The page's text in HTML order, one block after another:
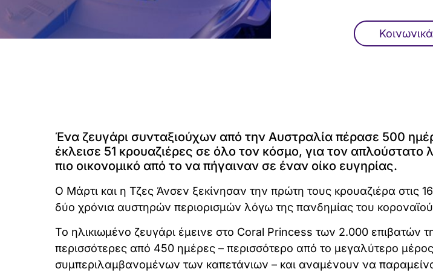
Κοινωνικά
Ένα ζευγάρι συνταξιούχων από την Αυστραλία πέρασε 500
έκλεισε 51 κρουαζιέρες σε όλο τον κόσμο, για τον απλούστατο
πιο οικονομικό από το να πήγαιναν σε έναν οίκο ευγηρίας.
Ο Μάρτι και η Τζες Άνσεν ξεκίνησαν την πρώτη τους κρουαζιέρα στις
δύο χρόνια αυστηρών περιορισμών λόγω της πανδημίας του
Το ηλικιωμένο ζευγάρι έμεινε στο Coral Princess των 2.000 επιβατών
περισσότερες από 450 ημέρες – περισσότερο από το μεγαλύτερο
συμπεριλαμβανομένων των καπετάνιων – και αναμένουν να